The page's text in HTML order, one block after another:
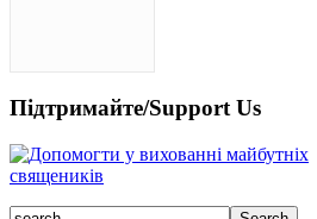
Підтримайте/Support Us